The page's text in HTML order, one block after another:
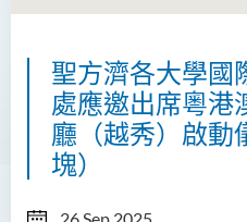
聖方濟各大學國
處應邀出席粵港
廳（越秀）啟動
塊）
關
內